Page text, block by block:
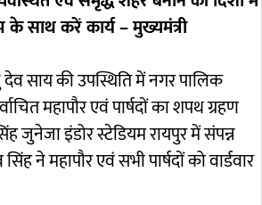
साथ करें कार्य – मुख्यमंत्री
देव साय की उपस्थिति में नगर पालिक
महापौर एवं पार्षदों का शपथ ग्रहण
जुनेजा इंडोर स्टेडियम रायपुर में संपन्न
ने महापौर एवं सभी पार्षदों को वार्डवार